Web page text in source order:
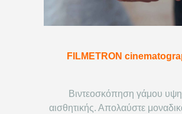
FILMETRON
Βιντεοσκόπηση γάμου
αισθητικής. Απολαύστε